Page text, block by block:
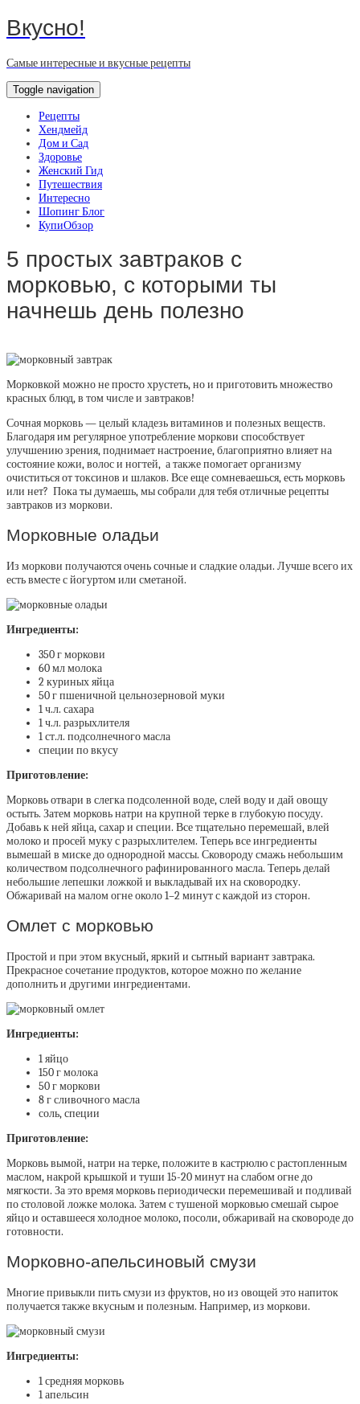
Вкусно!
Самые интересные и вкусные рецепты
Toggle navigation
Рецепты
Хендмейд
Дом и Сад
Здоровье
Женский Гид
Путешествия
Интересно
Шопинг Блог
КупиОбзор
5 простых завтраков с
морковью, с которыми ты
начнешь день полезно
Морковкой можно не просто хрустеть, но и приготовить множество
красных блюд, в том числе и завтраков!
Сочная морковь — целый кладезь витаминов и полезных веществ.
Благодаря им регулярное употребление моркови способствует
улучшению зрения, поднимает настроение, благоприятно влияет на
состояние кожи, волос и ногтей, а также помогает организму
очиститься от токсинов и шлаков. Все еще сомневаешься, есть морковь
или нет? Пока ты думаешь, мы собрали для тебя отличные рецепты
завтраков из моркови.
Морковные оладьи
Из моркови получаются очень сочные и сладкие оладьи. Лучше всего их
есть вместе с йогуртом или сметаной.
Ингредиенты:
350 г моркови
60 мл молока
2 куриных яйца
50 г пшеничной цельнозерновой муки
1 ч.л. сахара
1 ч.л. разрыхлителя
1 ст.л. подсолнечного масла
специи по вкусу
Приготовление:
Морковь отвари в слегка подсоленной воде, слей воду и дай овощу
остыть. Затем морковь натри на крупной терке в глубокую посуду.
Добавь к ней яйца, сахар и специи. Все тщательно перемешай, влей
молоко и просей муку с разрыхлителем. Теперь все ингредиенты
вымешай в миске до однородной массы. Сковороду смажь небольшим
количеством подсолнечного рафинированного масла. Теперь делай
небольшие лепешки ложкой и выкладывай их на сковородку.
Обжаривай на малом огне около 1–2 минут с каждой из сторон.
Омлет с морковью
Простой и при этом вкусный, яркий и сытный вариант завтрака.
Прекрасное сочетание продуктов, которое можно по желание
дополнить и другими ингредиентами.
Ингредиенты:
1 яйцо
150 г молока
50 г моркови
8 г сливочного масла
соль, специи
Приготовление:
Морковь вымой, натри на терке, положите в кастрюлю с растопленным
маслом, накрой крышкой и туши 15-20 минут на слабом огне до
мягкости. За это время морковь периодически перемешивай и подливай
по столовой ложке молока. Затем с тушеной морковью смешай сырое
яйцо и оставшееся холодное молоко, посоли, обжаривай на сковороде до
готовности.
Морковно-апельсиновый смузи
Многие привыкли пить смузи из фруктов, но из овощей это напиток
получается также вкусным и полезным. Например, из моркови.
Ингредиенты:
1 средняя морковь
1 апельсин